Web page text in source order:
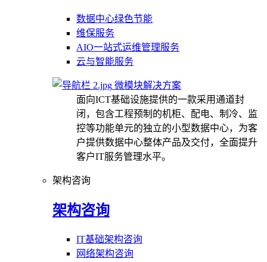
数据中心绿色节能
维保服务
AIO一站式运维管理服务
云与智能服务
微模块解决方案
面向ICT基础设施提供的一款采用通道封
闭，包含工程预制的机柜、配电、制冷、监
控等功能单元的独立的小型数据中心，为客
户提供数据中心整体产品及交付，全面提升
客户IT服务管理水平。
架构咨询
架构咨询
IT基础架构咨询
网络架构咨询